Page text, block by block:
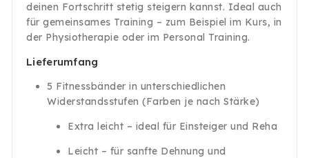
deinen Fortschritt stetig steigern kannst. Ideal auch
für gemeinsames Training – zum Beispiel im Kurs, in
der Physiotherapie oder im Personal Training.
Lieferumfang
5 Fitnessbänder in unterschiedlichen
Widerstandsstufen (Farben je nach Stärke)
Extra leicht – ideal für Einsteiger und Reha
Leicht – für sanfte Dehnung und